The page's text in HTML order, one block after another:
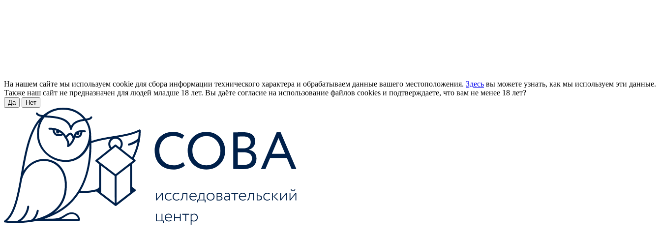
На нашем сайте мы используем cookie для сбора информации технического характера и обрабатываем данные вашего местоположения. Здесь вы можете узнать, как мы используем эти данные.
Также наш сайт не предназначен для людей младше 18 лет. Вы даёте согласие на использование файлов cookies и подтверждаете, что вам не менее 18 лет?
Да Нет